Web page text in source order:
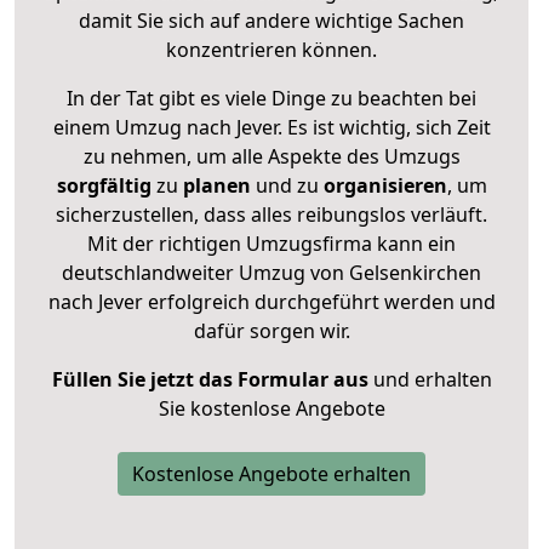
damit Sie sich auf andere wichtige Sachen
konzentrieren können.
In der Tat gibt es viele Dinge zu beachten bei
einem Umzug nach Jever. Es ist wichtig, sich Zeit
zu nehmen, um alle Aspekte des Umzugs
sorgfältig zu planen und zu organisieren, um
sicherzustellen, dass alles reibungslos verläuft.
Mit der richtigen Umzugsfirma kann ein
deutschlandweiter Umzug von Gelsenkirchen
nach Jever erfolgreich durchgeführt werden und
dafür sorgen wir.
Füllen Sie jetzt das Formular ausund erhalten
Sie kostenlose Angebote
Kostenlose Angebote erhalten